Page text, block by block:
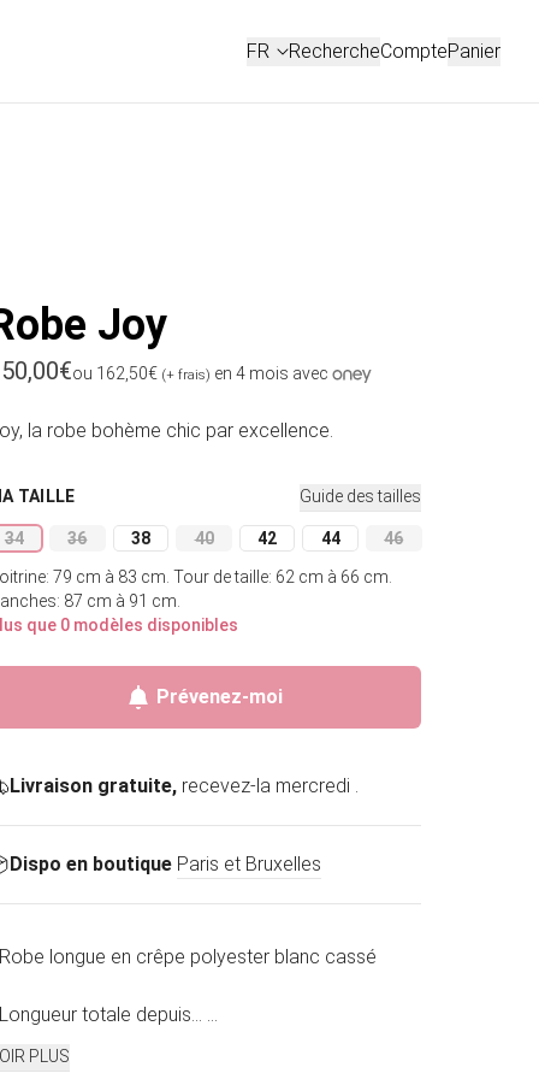
FR
FRANÇAIS
RechercheCompteConnexion
Panier
Joy
habituelou 162,50€ (+ frais) en 4 mois avec
la robe bohème chic par excellence.
MA TAILLE Guide des tailles
34
Variante épuisée ou indisponible
36
Variante épuisée ou indisponible
38
Variante épuisée ou indisponible
40
Variante épuisée ou indisponible
42
Variante épuisée ou indisponible
44
Variante épuisée ou
46
Variante épuisée
79 cm à 83 cm. Tour de taille: 62 cm à 66 cm.
87 cm à 91 cm.
que 0 modèles disponibles
Prévenez-moi
Livraison gratuite,recevez-la mercredi .
Dispo en boutique Paris et Bruxelles
longue en crêpe polyester blanc cassé
totale depuis... ...
PLUS